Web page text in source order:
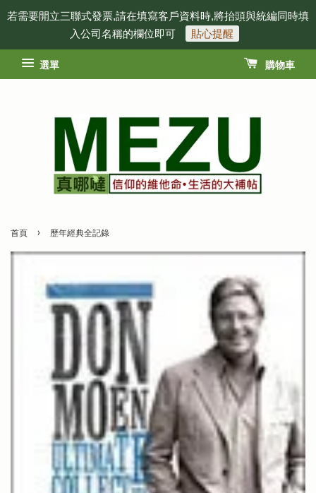
若需要開立三聯式發票,請在填寫客戶資料時,將抬頭與統編同時填
入公司名稱的欄位即可
貼心提醒
選單 購物車
首頁 › 歷年經典全記錄